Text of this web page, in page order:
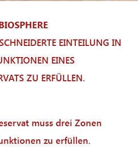
EINTEILUNG IN Z
EINES B
ZU ERFÜLLEN.
muss drei Zonen
zu erfüllen.